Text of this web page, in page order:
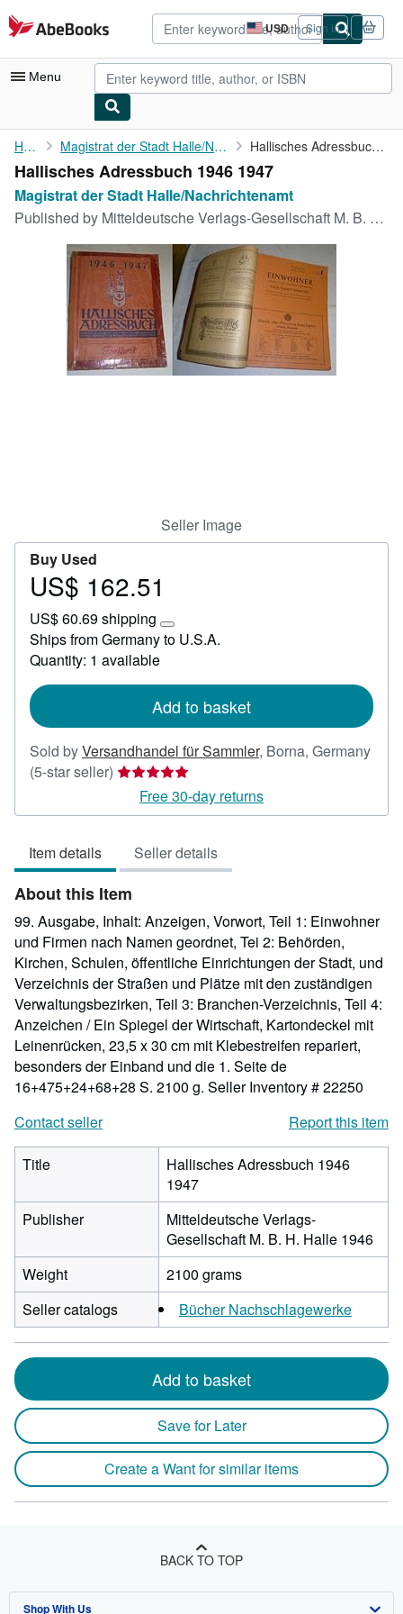
Skip to main content
AbeBooks.com USD
Site
shopping
preferences
Sign in
Menu
My Account
My Purchases
Advanced Search
Rare Books
Art & Collectibles
Textbooks
Home Magistrat der Stadt Halle/Nachrichtenamt Hallisches Adressbuch 1946 1947
Hallisches Adressbuch 1946 1947
Magistrat der Stadt Halle/Nachrichtenamt
Published by Mitteldeutsche Verlags-Gesellschaft M. B. H. Halle 1946
Seller Image
Buy Used
Price
162.51
US$ 162.51
US$ 60.69 shipping
Learn
more
rates
Ships from Germany to U.S.A.
Quantity: 1 available
Add to basket
Sold byVersandhandel für Sammler, Borna, Germany
(5-star seller) Seller
rating
5
5
stars
Free 30-day returns
Item details Seller details
About this Item
99. Ausgabe, Inhalt: Anzeigen, Vorwort, Teil 1: Einwohner
und Firmen nach Namen geordnet, Tei 2: Behörden,
Kirchen, Schulen, öffentliche Einrichtungen der Stadt, und
Verzeichnis der Straßen und Plätze mit den zuständigen
Verwaltungsbezirken, Teil 3: Branchen-Verzeichnis, Teil 4:
Anzeichen / Ein Spiegel der Wirtschaft, Kartondeckel mit
Leinenrücken, 23,5 x 30 cm mit Klebestreifen repariert,
besonders der Einband und die 1. Seite de
16+475+24+68+28 S. 2100 g. Seller Inventory # 22250
Contact seller
Report this item
Title
Hallisches Adressbuch 1946
1947
Publisher
Mitteldeutsche Verlags-
Gesellschaft M. B. H. Halle 1946
Weight
2100 grams
Seller catalogs
Bücher Nachschlagewerke
Add to basket
Save for Later
Create a Want for similar items
BACK TO TOP
Shop With Us